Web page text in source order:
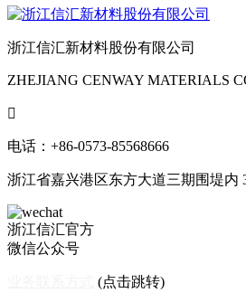
浙江信汇新材料股份有限公司
ZHEJIANG CENWAY MATERIALS

电话：+86-0573-85568666
浙江省嘉兴港区东方大道三期围堤内
浙江信汇官方
微信公众号
(点击跳转)